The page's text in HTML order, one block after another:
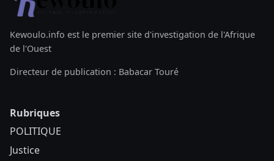
Kewoulo.info est le premier site d'investigation de l'Afrique
de l'Ouest
Directeur de publication : Babacar Touré
Rubriques
POLITIQUE
Justice